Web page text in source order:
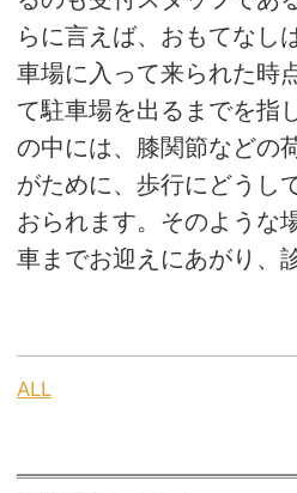
らに言えば、おもてなし
車場に入って来られた時
て駐車場を出るまでを
の中には、膝関節などの
がために、歩行にどうし
おられます。そのような
車までお迎えにあがり、
ALL